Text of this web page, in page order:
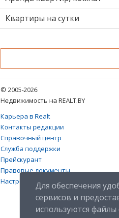
Квартиры на сутки
© 2005-2026
Недвижимость на REALT.BY
Карьера в Realt
Контакты редакции
Справочный центр
Служба поддержки
Прейскурант
Правовые документы
Настройка файлов cookies
Для обеспечения
сервисов и
используются файлы